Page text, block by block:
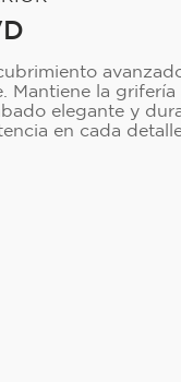
Mantiene la
elegante y
en cada